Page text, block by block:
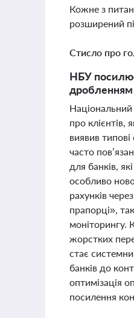
Кожне з
розширений
Стисло про
НБУ
дробленням
Національний
про
виявив
часто
для банків,
особливо
рахунків
прапорці»,
моніторингу.
жорстких
стає
банків до
оптимізація
посилення